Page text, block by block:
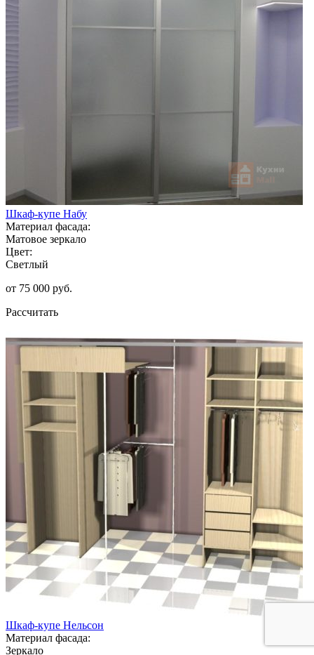
Шкаф-купе Набу
Материал фасада:
Матовое зеркало
Цвет:
Светлый
от 75 000 руб.
Рассчитать
Шкаф-купе Нельсон
Материал фасада:
Зеркало